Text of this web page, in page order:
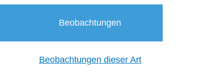
Beobachtungen
Beobachtungen dieser Art